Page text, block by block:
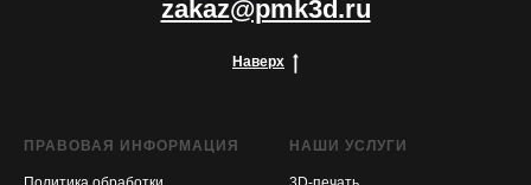
zakaz@pmk3d.ru
Наверх
ПРАВОВАЯ ИНФОРМАЦИЯ НАШИ УСЛУГИ